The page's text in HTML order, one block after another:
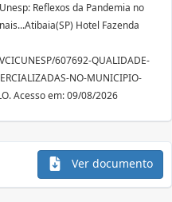
Reflexos da Pandemia no
Hotel Fazenda
607692-QUALIDADE-
NO-MUNICIPIO-
Acesso em: 09/08/2026
Ver documento